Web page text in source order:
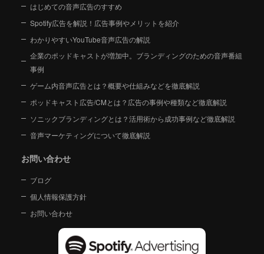
はじめての音声広告のすすめ
Spotify広告を解説！広告事例やメリットを紹介
わかりやすいYouTube音声広告の解説
企業のポッドキャストが増加中。ブランディングのための音声番組
事例
ゲーム内音声広告とは？概要や仕組みなどを徹底解説
ポッドキャスト広告/CMとは？広告の事例や種類など徹底解説
ソニックブランディングとは？活用術から成功事例など徹底解説
音声マーケティングについて徹底解説
お問い合わせ
ブログ
個人情報保護方針
お問い合わせ